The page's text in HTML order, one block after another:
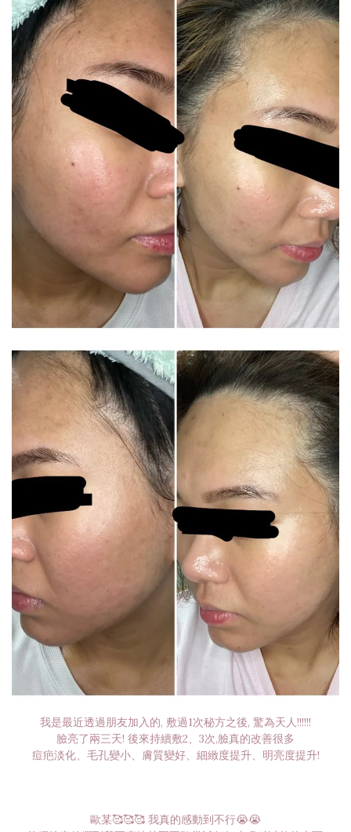
我是最近透過朋友加入的, 敷過1次秘方之後, 驚為天人!!!!!!
臉亮了兩三天! 後來持續敷2、3次,臉真的改善很多
痘疤淡化、毛孔變小、膚質變好、細緻度提升、明亮度提升!
歐某🥰🥰🥰 我真的感動到不行😭😭